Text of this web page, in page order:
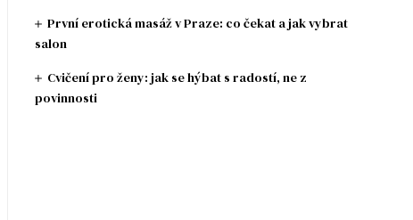
První erotická masáž v Praze: co čekat a jak vybrat
salon
Cvičení pro ženy: jak se hýbat s radostí, ne z
povinnosti